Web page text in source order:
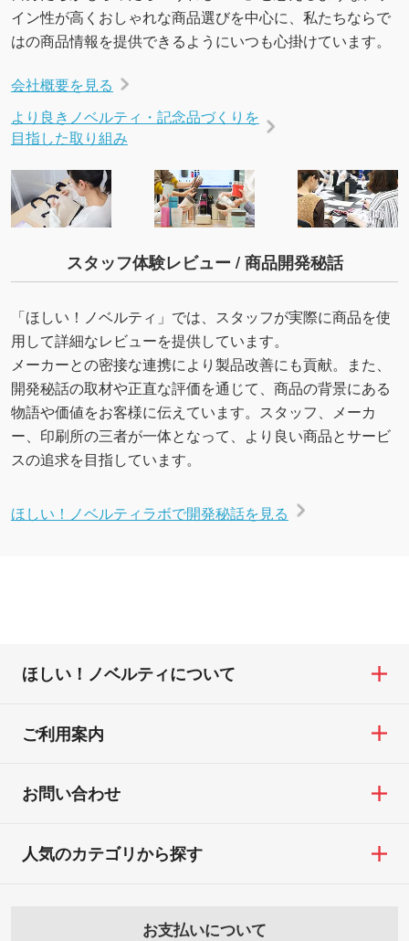
イン性が高くおしゃれな商品選びを中心に、私たちならで
はの商品情報を提供できるようにいつも心掛けています。
会社概要を見る
より良きノベルティ・記念品づくりを
目指した取り組み
スタッフ体験レビュー / 商品開発秘話
「ほしい！ノベルティ」では、スタッフが実際に商品を使
用して詳細なレビューを提供しています。
メーカーとの密接な連携により製品改善にも貢献。また、
開発秘話の取材や正直な評価を通じて、商品の背景にある
物語や価値をお客様に伝えています。スタッフ、メーカ
ー、印刷所の三者が一体となって、より良い商品とサービ
スの追求を目指しています。
ほしい！ノベルティラボで開発秘話を見る
ほしい！ノベルティについて
ご利用案内
お問い合わせ
お支払いについて
人気のカテゴリから探す